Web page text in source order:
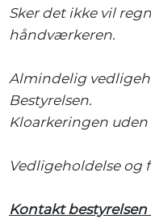
Sker det ikke vil
håndværkeren.
Almindelig
Bestyrelsen.
Kloarkeringen
Vedligeholdelse og
Kontakt bestyrelsen